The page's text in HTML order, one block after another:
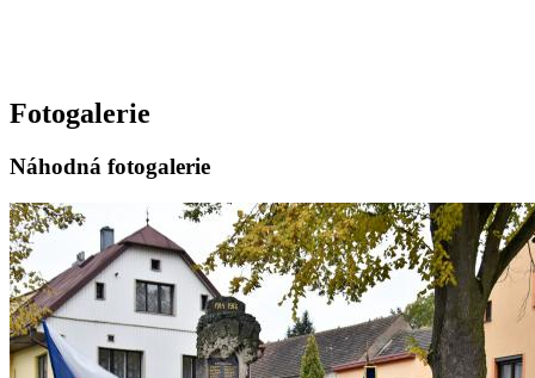
Fotogalerie
Náhodná fotogalerie